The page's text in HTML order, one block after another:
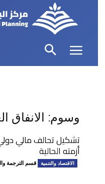
وسوم: الانفاق
تشكيل تحالف مالي
أزمته الحالية
الاقتصاد والتنمية قسم الترجمة